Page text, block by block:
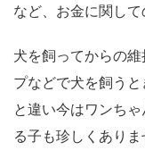
など、お金に関して
犬を飼ってからの
プなどで犬を飼う
と違い今はワンち
る子も珍しくありま